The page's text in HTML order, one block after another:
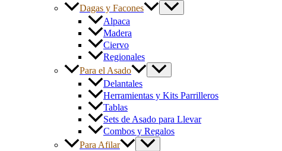
Dagas y Facones
Alpaca
Madera
Ciervo
Regionales
Para el Asado
Delantales
Herramientas y Kits Parrilleros
Tablas
Sets de Asado para Llevar
Combos y Regalos
Para Afilar